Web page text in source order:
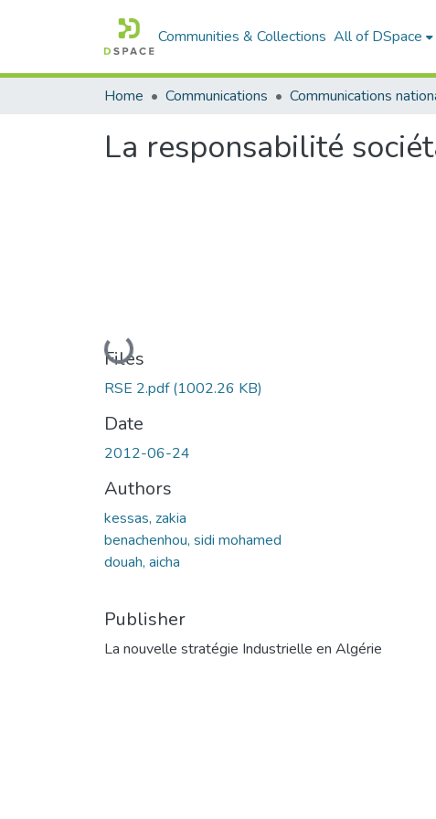
Communities & Collections All of DSpace
Home Communications
Loading...
Files
RSE 2.pdf(1002.26 KB)
Date
2012-06-24
Authors
kessas, zakia
benachenhou, sidi mohamed
douah, aicha
Publisher
La nouvelle stratégie Industrielle en Algérie